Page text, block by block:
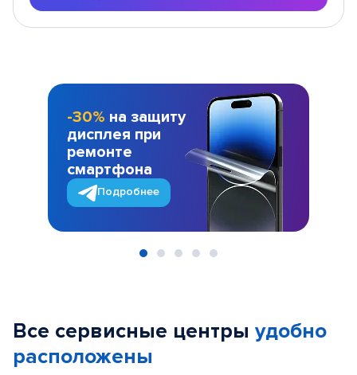
-30% на защиту
дисплея при
ремонте
смартфона
Подробнее
Все сервисные центры удобно
расположены